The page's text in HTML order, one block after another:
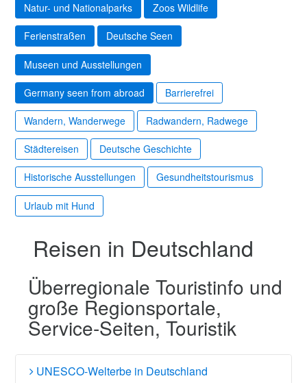
Natur- und Nationalparks Zoos Wildlife
Ferienstraßen Deutsche Seen
Museen und Ausstellungen
Germany seen from abroad Barrierefrei
Wandern, Wanderwege Radwandern, Radwege
Städtereisen Deutsche Geschichte
Historische Ausstellungen Gesundheitstourismus
Urlaub mit Hund
Reisen in Deutschland
Überregionale Touristinfo und
große Regionsportale,
Service-Seiten, Touristik
UNESCO-Welterbe in Deutschland